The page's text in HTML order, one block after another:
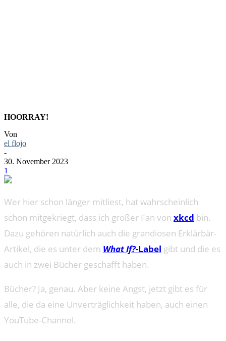
HOORRAY!
Von
el flojo
-
30. November 2023
1
Wer hier schon länger mitliest, hat wahrscheinlich
schon mitgekriegt, dass ich großer Fan von xkcd bin.
Dazu gehören natürlich auch die grandiosen Erklärbär-
Artikel, die es unter dem What If?-Label gibt und die es
auch in zwei Bücher geschafft haben.
Bücher? Ja, genau. Aber keine Angst, jetzt gibt es für
alle, die da eine Unverträglichkeit haben, auch einen
YouTube-Channel.